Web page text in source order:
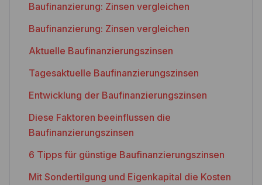
Baufinanzierung: Zinsen vergleichen
Baufinanzierung: Zinsen vergleichen
Aktuelle Baufinanzierungszinsen
Tagesaktuelle Baufinanzierungszinsen
Entwicklung der Baufinanzierungszinsen
Diese Faktoren beeinflussen die
Baufinanzierungszinsen
6 Tipps für günstige Baufinanzierungszinsen
Mit Sondertilgung und Eigenkapital die Kosten